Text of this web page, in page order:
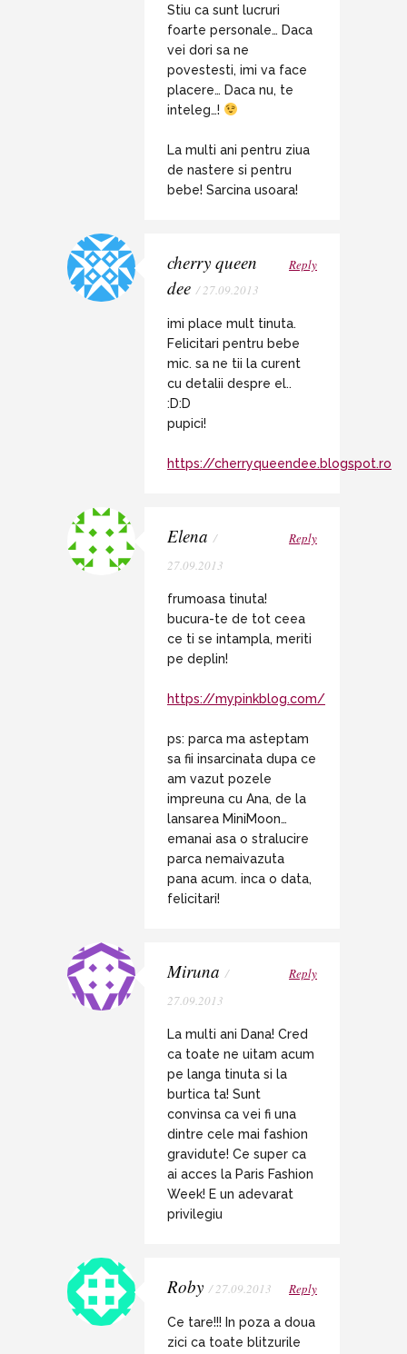
Stiu ca sunt lucruri
foarte personale… Daca
vei dori sa ne
povestesti, imi va face
placere… Daca nu, te
inteleg…!
La multi ani pentru ziua
de nastere si pentru
bebe! Sarcina usoara!
cherry queen
dee / 27.09.2013
Reply
imi place mult tinuta.
Felicitari pentru bebe
mic. sa ne tii la curent
cu detalii despre el..
:D:D
pupici!
https://cherryqueendee.blogspot.ro
Elena /
27.09.2013
Reply
frumoasa tinuta!
bucura-te de tot ceea
ce ti se intampla, meriti
pe deplin!
https://mypinkblog.com/
ps: parca ma asteptam
sa fii insarcinata dupa ce
am vazut pozele
impreuna cu Ana, de la
lansarea MiniMoon…
emanai asa o stralucire
parca nemaivazuta
pana acum. inca o data,
felicitari!
Miruna /
27.09.2013
Reply
La multi ani Dana! Cred
ca toate ne uitam acum
pe langa tinuta si la
burtica ta! Sunt
convinsa ca vei fi una
dintre cele mai fashion
gravidute! Ce super ca
ai acces la Paris Fashion
Week! E un adevarat
privilegiu
Roby / 27.09.2013 Reply
Ce tare!!! In poza a doua
zici ca toate blitzurile